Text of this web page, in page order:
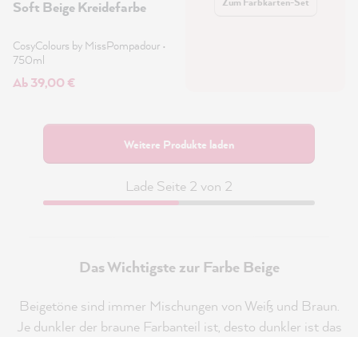
Soft Beige Kreidefarbe
CosyColours by MissPompadour •
750ml
Ab 39,00 €
Weitere Produkte laden
Lade Seite 2 von 2
Das Wichtigste zur Farbe Beige
Beigetöne sind immer Mischungen von Weiß und Braun.
Je dunkler der braune Farbanteil ist, desto dunkler ist das